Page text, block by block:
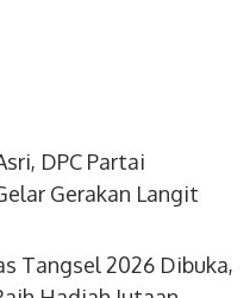
DPC Partai
Gerakan Langit
Tangsel 2026 Dibuka,